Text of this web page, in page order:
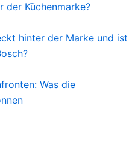
der Küchenmarke?
hinter der Marke und ist
Was die